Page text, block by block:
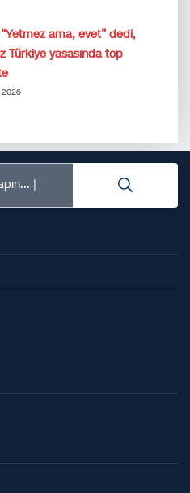
ama, evet” dedi,
Türkiye yasasında top